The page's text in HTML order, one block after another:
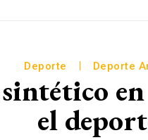
Deporte Deporte
el